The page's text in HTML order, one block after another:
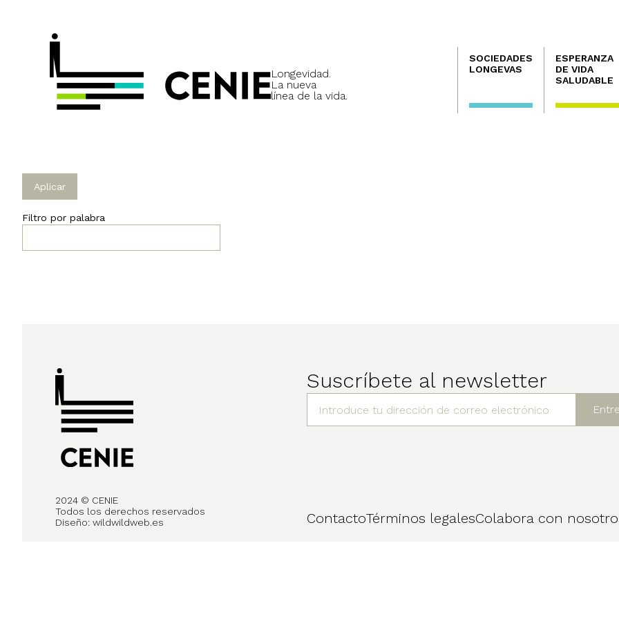
Longevidad.
La nueva
línea de la vida.
Navegación
principal
SOCIEDADES
LONGEVAS
ESPERANZA
DE VIDA
SALUDABLE
Filtro por palabra
Suscríbete al newsletter
ContactoTérminos legalesColabora con
2024 © CENIE
Todos los derechos reservados
Diseño: wildwildweb.es